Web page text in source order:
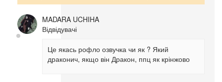
MADARA UCHIHA
Відвідувачі
Це якась рофло озвучка чи як ? Який
драконич, якщо він Дракон, ппц як крінжово